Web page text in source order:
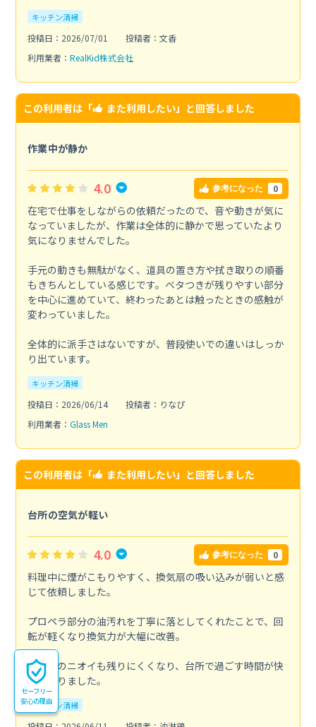
キッチン清掃
投稿日：2026/07/01
投稿者：文香
利用業者： RealKid株式会社
この利用者は「 また利用したい」と回答しました
作業中が静か
4.0 参考になった 0
在宅で仕事をしながらの依頼だったので、音や動きが気に
なっていましたが、作業は全体的に静かで思っていたより
気になりませんでした。
手元の動きも無駄がなく、道具の置き方や拭き取りの順番
もきちんとしている感じです。ベタつきが残りやすい部分
を中心に進めていて、終わったあとは触ったときの感触が
変わっていました。
全体的に派手さはないですが、普段使いでの違いはしっか
り出ています。
キッチン清掃
投稿日：2026/06/14
投稿者：りなぴ
利用業者： Glass Men
この利用者は「 また利用したい」と回答しました
台所の空気が軽い
4.0 参考になった 0
料理中に煙がこもりやすく、換気扇の吸い込みが弱いと感
じて依頼しました。
プロペラ部分の油汚れを丁寧に落としてくれたことで、回
転が軽くなり換気力が大幅に改善。
調理後のニオイも残りにくくなり、台所で過ごす時間が快
適になりました。
キッチン清掃
セーフリー
安心の理由